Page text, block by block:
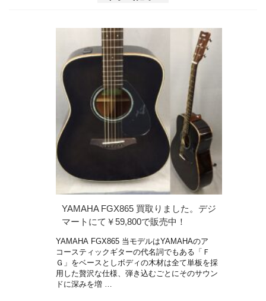
YAMAHA FGX865 買取りました。デジ
マートにて￥59,800で販売中！
YAMAHA FGX865 当モデルはYAMAHAのア
コースティックギターの代名詞でもある「Ｆ
Ｇ」をベースとしボディの木材は全て単板を採
用した贅沢な仕様、弾き込むごとにそのサウン
ドに深みを増 …